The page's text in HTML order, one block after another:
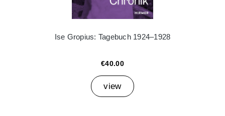
Ise Gropius: Tagebuch 1924–1928
€40.00
view